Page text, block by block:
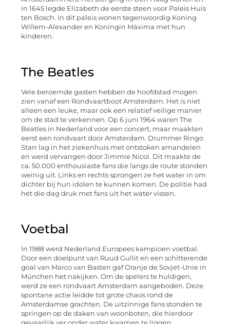
in 1645 legde Elizabeth de eerste steen voor Paleis Huis
ten Bosch. In dit paleis wonen tegenwoordig Koning
Willem-Alexander en Koningin Máxima met hun
kinderen.
The Beatles
Vele beroemde gasten hebben de hoofdstad mogen
zien vanaf een Rondvaartboot Amsterdam. Het is niet
alleen een leuke, maar ook een relatief veilige manier
om de stad te verkennen. Op 6 juni 1964 waren The
Beatles in Nederland voor een concert, maar maakten
eerst een rondvaart door Amsterdam. Drummer Ringo
Starr lag in het ziekenhuis met ontstoken amandelen
en werd vervangen door Jimmie Nicol. Dit maakte de
ca. 50.000 enthousiaste fans die langs de route stonden
weinig uit. Links en rechts sprongen ze het water in om
dichter bij hun idolen te kunnen komen. De politie had
het die dag druk met fans uit het water vissen.
Voetbal
In 1988 werd Nederland Europees kampioen voetbal.
Door een doelpunt van Ruud Gullit en een schitterende
goal van Marco van Basten gaf Oranje de Sovjet-Unie in
München het nakijken. Om de spelers te huldigen,
werd ze een rondvaart Amsterdam aangeboden. Deze
spontane actie leidde tot grote chaos rond de
Amsterdamse grachten. De uitzinnige fans stonden te
springen op de daken van woonboten, die hierdoor